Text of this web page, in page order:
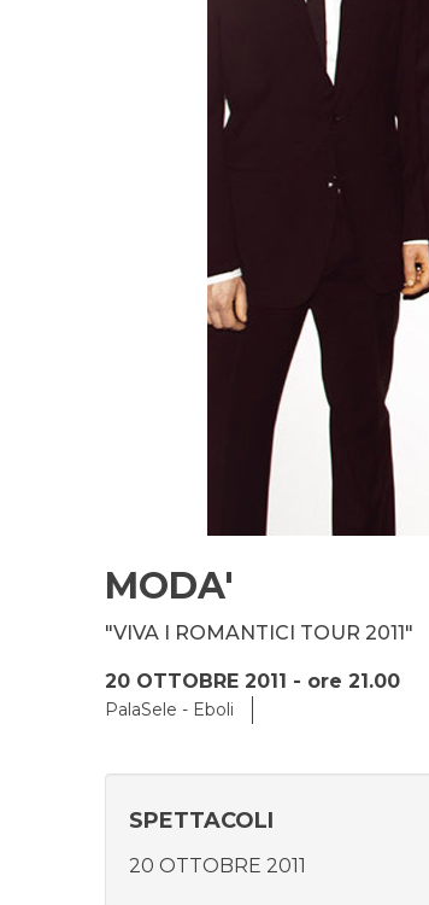
MODA'
"VIVA I ROMANTICI TOUR 2011"
20 OTTOBRE 2011 - ore 21.00
PalaSele - Eboli
SPETTACOLI
20 OTTOBRE 2011